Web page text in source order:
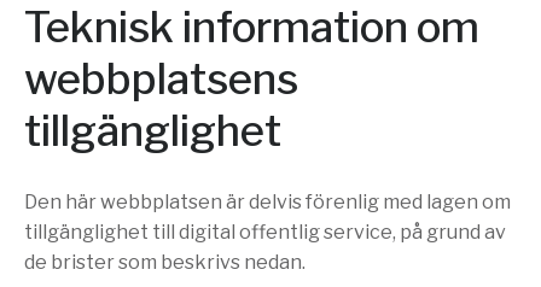
Teknisk information om
webbplatsens
tillgänglighet
Den här webbplatsen är delvis förenlig med lagen om
tillgänglighet till digital offentlig service, på grund av
de brister som beskrivs nedan.